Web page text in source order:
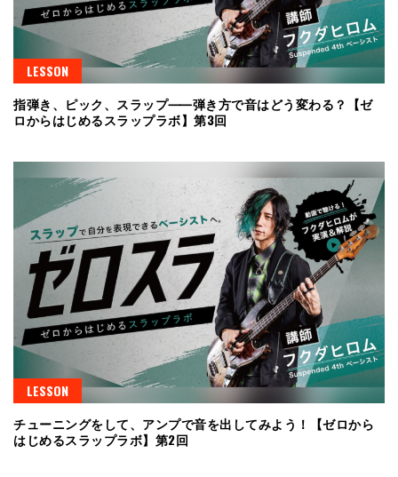
LESSON
指弾き、ピック、スラップ⸺弾き方で音はどう変わる？【ゼ
ロからはじめるスラップラボ】第3回
LESSON
チューニングをして、アンプで音を出してみよう！【ゼロから
はじめるスラップラボ】第2回